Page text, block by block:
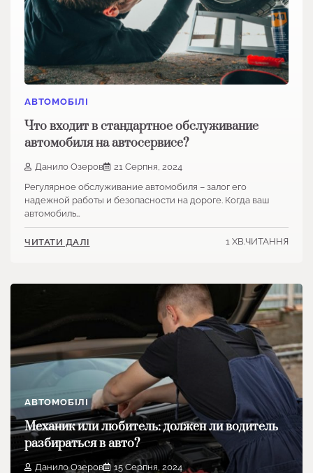
АВТОМОБІЛІ
Что входит в стандартное обслуживание
автомобиля на автосервисе?
Данило Озеров
21 Серпня, 2024
Регулярное обслуживание автомобиля – залог его
надежной работы и безопасности на дороге. Когда ваш
автомобиль…
ЧИТАТИ ДАЛІ 1 ХВ.ЧИТАННЯ
АВТОМОБІЛІ
Механик или любитель: должен ли водитель
разбираться в авто?
Данило Озеров
15 Серпня, 2024